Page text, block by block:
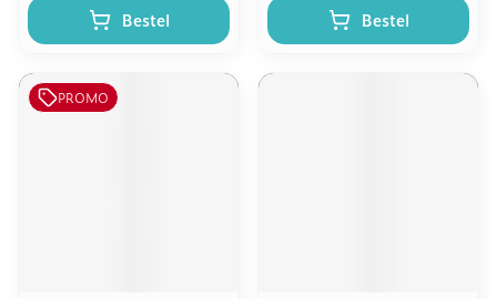
Bestel Bestel
PROMO